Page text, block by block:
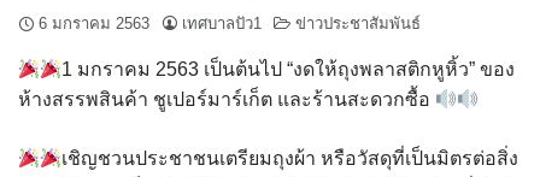
กองคลัง
กองช่าง
กองยุทธศาสตร์และงบประมาณ
6 มกราคม 2563 เทศบาลปัว1 ข่าวประชาสัมพันธ์
1 มกราคม 2563 เป็นต้นไป “งดให้ถุงพลาสติกหูหิ้ว” ของ
ห้างสรรพสินค้า ชูเปอร์มาร์เก็ต และร้านสะดวกซื้อ
เชิญชวนประชาชนเตรียมถุงผ้า หรือวัสดุที่เป็นมิตรต่อสิ่ง